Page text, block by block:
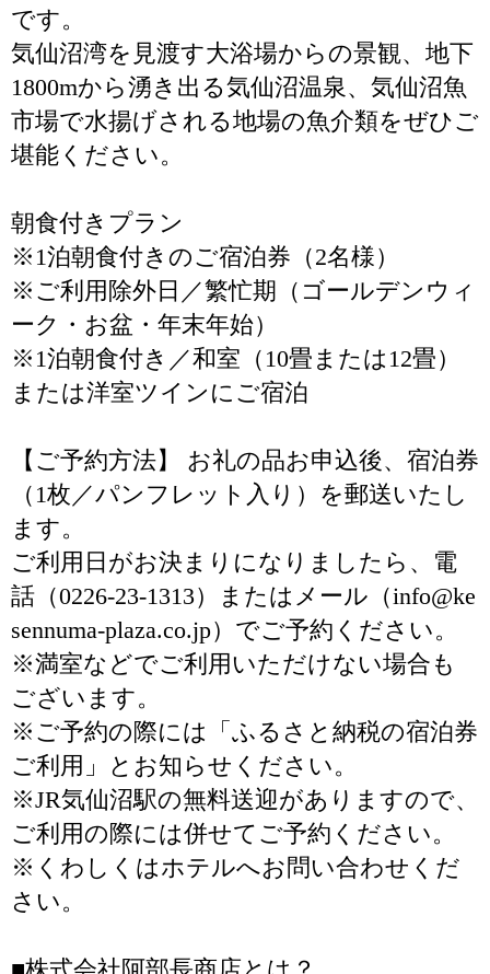
です。
気仙沼湾を見渡す大浴場からの景観、地下
1800mから湧き出る気仙沼温泉、気仙沼魚
市場で水揚げされる地場の魚介類をぜひご
堪能ください。
朝食付きプラン
※1泊朝食付きのご宿泊券（2名様）
※ご利用除外日／繁忙期（ゴールデンウィ
ーク・お盆・年末年始）
※1泊朝食付き／和室（10畳または12畳）
または洋室ツインにご宿泊
【ご予約方法】 お礼の品お申込後、宿泊券
（1枚／パンフレット入り）を郵送いたし
ます。
ご利用日がお決まりになりましたら、電
話（0226-23-1313）またはメール（info@ke
sennuma-plaza.co.jp）でご予約ください。
※満室などでご利用いただけない場合も
ございます。
※ご予約の際には「ふるさと納税の宿泊券
ご利用」とお知らせください。
※JR気仙沼駅の無料送迎がありますので、
ご利用の際には併せてご予約ください。
※くわしくはホテルへお問い合わせくだ
さい。